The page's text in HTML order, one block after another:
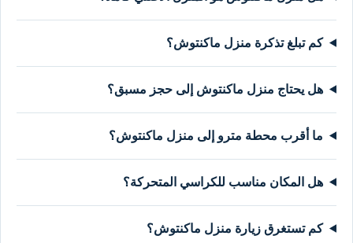
كم تبلغ تذكرة منزل ماكنتوش؟
هل يحتاج منزل ماكنتوش إلى حجز مسبق؟
ما أقرب محطة مترو إلى منزل ماكنتوش؟
هل المكان مناسب للكراسي المتحركة؟
كم تستغرق زيارة منزل ماكنتوش؟